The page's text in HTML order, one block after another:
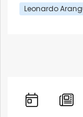
Leonardo